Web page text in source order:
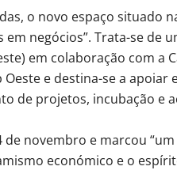
o novo espaço situado
negócios”. Trata-se de
em colaboração com a
e destina-se a apoiar
de projetos, incubação e
novembro e marcou “um
económico e o